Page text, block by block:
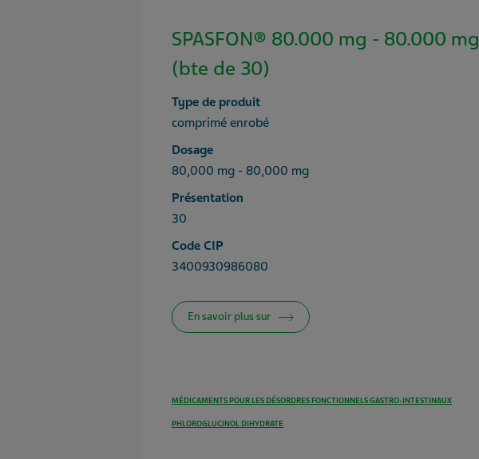
SPASFON® 80.000 mg - 80.000 mg
(bte de 30)
Type de produit
comprimé enrobé
Dosage
80,000 mg - 80,000 mg
Présentation
30
Code CIP
3400930986080
En savoir plus sur
MÉDICAMENTS POUR LES DÉSORDRES FONCTIONNELS GASTRO-INTESTINAUX
PHLOROGLUCINOL DIHYDRATE